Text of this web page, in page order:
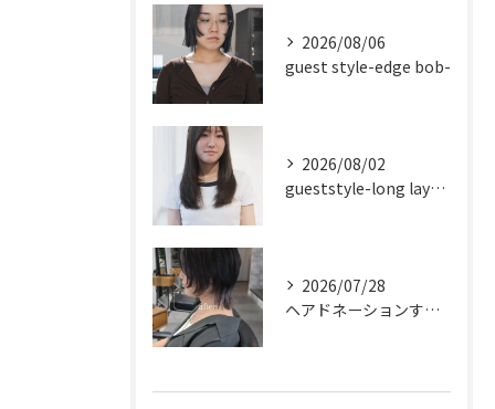
2026/08/06
guest style-edge bob-
2026/08/02
gueststyle-long layer-
2026/07/28
ヘアドネーションするお客様✂